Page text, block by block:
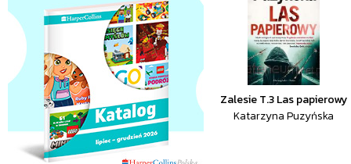
Zalesie T.3 Las papierowy
Katarzyna Puzyńska